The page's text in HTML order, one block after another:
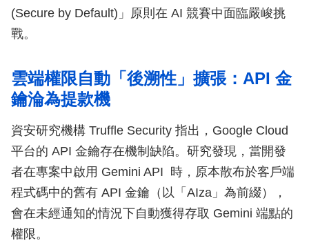
(Secure by Default)」原則在 AI 競賽中面臨嚴峻挑
戰。
雲端權限自動「後溯性」擴張：API 金
鑰淪為提款機
資安研究機構 Truffle Security 指出，Google Cloud
平台的 API 金鑰存在機制缺陷。研究發現，當開發
者在專案中啟用 Gemini API 時，原本散布於客戶端
程式碼中的舊有 API 金鑰（以「AIza」為前綴），
會在未經通知的情況下自動獲得存取 Gemini 端點的
權限。